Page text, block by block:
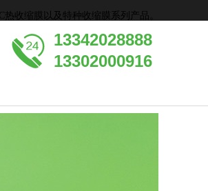
13342028888
13302000916
收缩膜以及特种收缩膜系列产品。